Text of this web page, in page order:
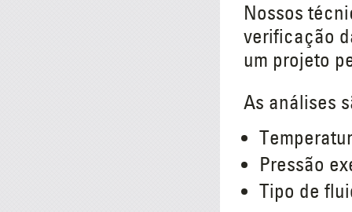
Nossos
verificação
um projeto
As análises
Pressão
Tipo de